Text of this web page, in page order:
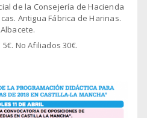
de la Consejería de Hacienda
Antigua Fábrica de Harinas.
Albacete.
No Afiliados 30€.